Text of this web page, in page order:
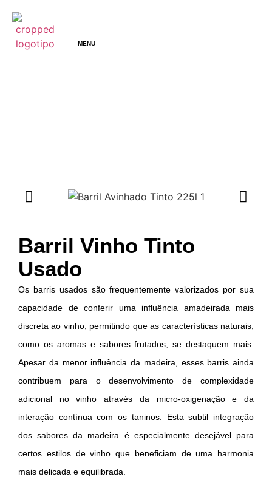
MENU
Barril Vinho Tinto
Usado
Os barris usados são frequentemente valorizados por sua
capacidade de conferir uma influência amadeirada mais
discreta ao vinho, permitindo que as características naturais,
como os aromas e sabores frutados, se destaquem mais.
Apesar da menor influência da madeira, esses barris ainda
contribuem para o desenvolvimento de complexidade
adicional no vinho através da micro-oxigenação e da
interação contínua com os taninos. Esta subtil integração
dos sabores da madeira é especialmente desejável para
certos estilos de vinho que beneficiam de uma harmonia
mais delicada e equilibrada.